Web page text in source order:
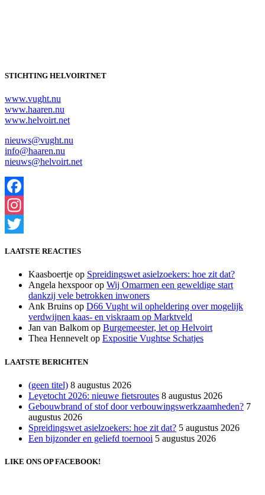
STICHTING HELVOIRTNET
www.vught.nu
www.haaren.nu
www.helvoirt.net
nieuws@vught.nu
info@haaren.nu
nieuws@helvoirt.net
Facebook
Instagram
LAATSTE REACTIES
Kaasboertje op Spreidingswet asielzoekers: hoe zit dat?
Angela hexspoorop Wij Omarmen een geweldige start
dankzij vele betrokken inwoners
Ank Bruins op D66 Vught wil opheldering over mogelijk
verdwijnen kaas- en viskraam op Marktveld
Jan van Balkom op Burgemeester, let op Helvoirt
Thea Henneveltop Expositie Vughtse Schatjes
LAATSTE BERICHTEN
(geen titel) 8 augustus 2026
Leyetocht 2026: nieuwe fietsroutes 8 augustus 2026
Gebouwbrand of stof door verbouwingswerkzaamheden? 7
augustus 2026
Spreidingswet asielzoekers: hoe zit dat? 5 augustus 2026
Een bijzonder en geliefd toernooi 5 augustus 2026
LIKE ONS OP FACEBOOK!